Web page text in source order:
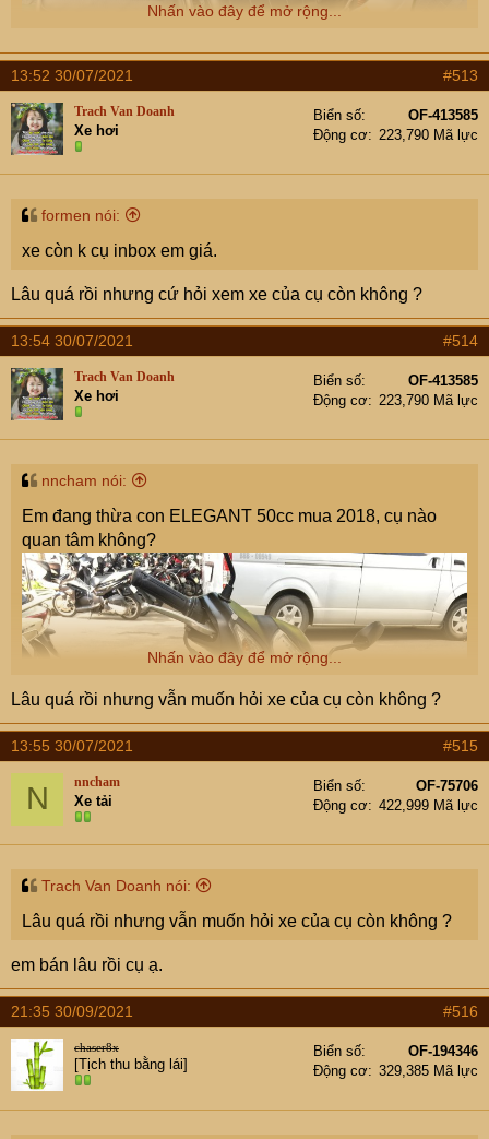
Nhấn vào đây để mở rộng...
13:52 30/07/2021 #513
Trach Van Doanh
Xe hơi
Biển số
OF-413585
Động cơ
223,790 Mã lực
formen nói:
xe còn k cụ inbox em giá.
Lâu quá rồi nhưng cứ hỏi xem xe của cụ còn không ?
13:54 30/07/2021 #514
Trach Van Doanh
Xe hơi
Biển số
OF-413585
Động cơ
223,790 Mã lực
nncham nói:
Em đang thừa con ELEGANT 50cc mua 2018, cụ nào
quan tâm không?
Nhấn vào đây để mở rộng...
Lâu quá rồi nhưng vẫn muốn hỏi xe của cụ còn không ?
13:55 30/07/2021 #515
N nncham
Xe tải
Biển số
OF-75706
Động cơ
422,999 Mã lực
Trach Van Doanh nói:
Lâu quá rồi nhưng vẫn muốn hỏi xe của cụ còn không ?
em bán lâu rồi cụ ạ.
21:35 30/09/2021 #516
chaser8x
[Tịch thu bằng lái]
Biển số
OF-194346
Động cơ
329,385 Mã lực